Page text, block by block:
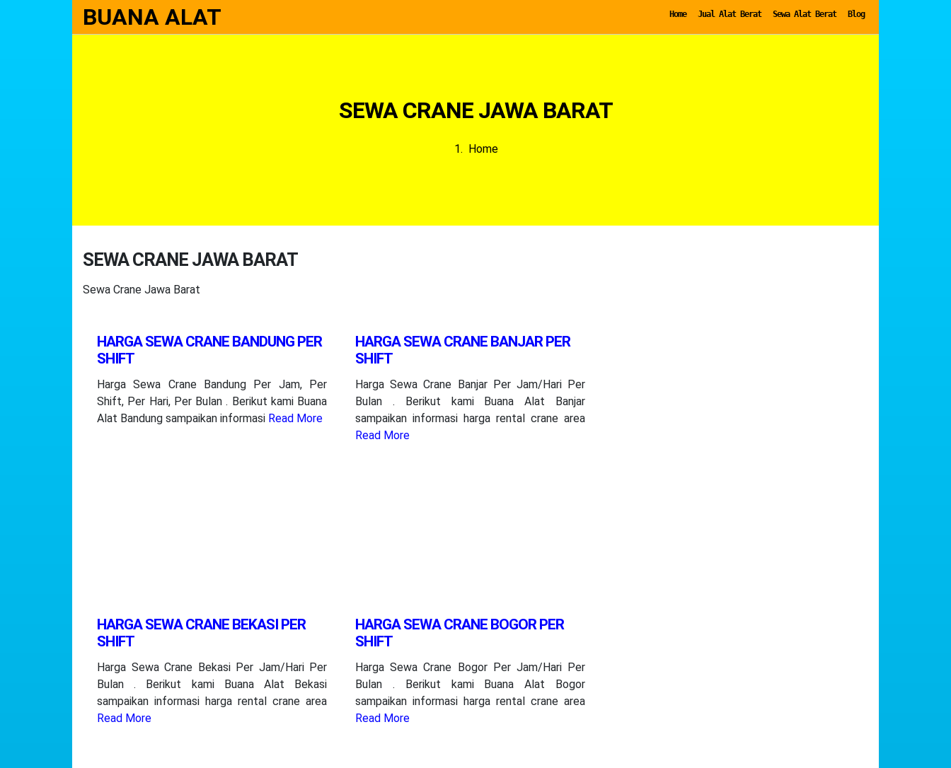
BUANA ALAT Home Jual Alat Berat Sewa Alat Berat Blog
SEWA CRANE JAWA BARAT
Home
SEWA CRANE JAWA BARAT
Sewa Crane Jawa Barat
HARGA SEWA CRANE BANDUNG PER
SHIFT
Harga Sewa Crane Bandung Per Jam, Per
Shift, Per Hari, Per Bulan . Berikut kami Buana
Alat Bandung sampaikan informasi Read More
HARGA SEWA CRANE BANJAR PER
SHIFT
Harga Sewa Crane Banjar Per Jam/Hari Per
Bulan . Berikut kami Buana Alat Banjar
sampaikan informasi harga rental crane area
Read More
HARGA SEWA CRANE BEKASI PER
SHIFT
Harga Sewa Crane Bekasi Per Jam/Hari Per
Bulan . Berikut kami Buana Alat Bekasi
sampaikan informasi harga rental crane area
Read More
HARGA SEWA CRANE BOGOR PER
SHIFT
Harga Sewa Crane Bogor Per Jam/Hari Per
Bulan . Berikut kami Buana Alat Bogor
sampaikan informasi harga rental crane area
Read More